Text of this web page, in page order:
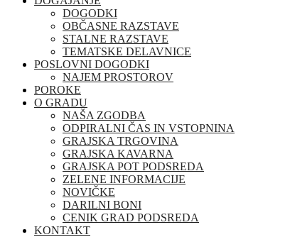
DOGODKI
OBČASNE RAZSTAVE
STALNE RAZSTAVE
TEMATSKE DELAVNICE
POSLOVNI DOGODKI
NAJEM PROSTOROV
POROKE
O GRADU
NAŠA ZGODBA
ODPIRALNI ČAS IN VSTOPNINA
GRAJSKA TRGOVINA
GRAJSKA KAVARNA
GRAJSKA POT PODSREDA
ZELENE INFORMACIJE
NOVIČKE
DARILNI BONI
CENIK GRAD PODSREDA
KONTAKT